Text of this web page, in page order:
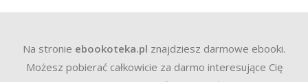
Na stronie ebookoteka.pl znajdziesz darmowe ebooki.
Możesz pobierać całkowicie za darmo interesujące Cię